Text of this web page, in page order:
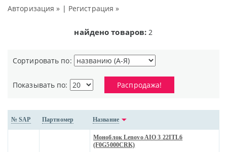
Авторизация » | Регистрация »
найдено товаров: 2
Сортировать по:
Показывать по: Распродажа!
№ SAP Партномер Название
Моноблок Lenovo AIO 3 22ITL6
(F0G5000CRK)